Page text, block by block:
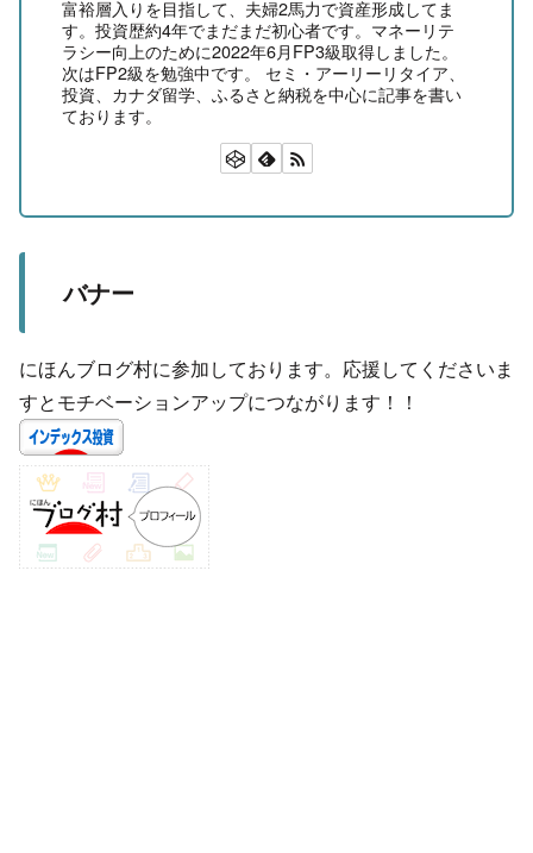
富裕層入りを目指して、夫婦2馬力で資産形成してま
す。投資歴約4年でまだまだ初心者です。マネーリテ
ラシー向上のために2022年6月FP3級取得しました。
次はFP2級を勉強中です。 セミ・アーリーリタイア、
投資、カナダ留学、ふるさと納税を中心に記事を書い
ております。
バナー
にほんブログ村に参加しております。応援してくださいま
すとモチベーションアップにつながります！！